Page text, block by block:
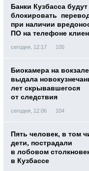
Банки Кузбасса будут
блокировать
при наличии
ПО на телефоне
сегодня, 12:17 105
Биокамера на вокзале
выдала
лет скрывавшегося
от следствия
сегодня, 12:06 104
Пять человек, в том
дети, пострадали
в лобовом
в Кузбассе